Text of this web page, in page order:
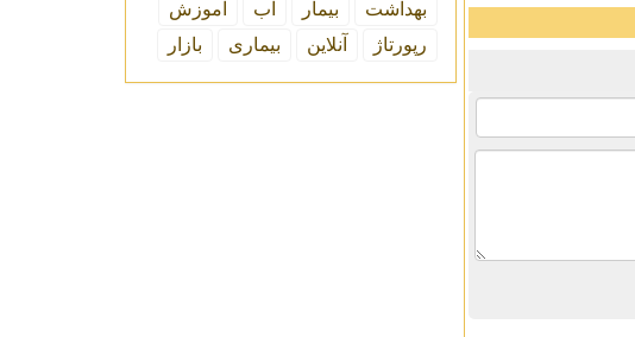
بهداشت بیمار آب
آموزش
رپورتاژ
آنلاین بیماری بازار